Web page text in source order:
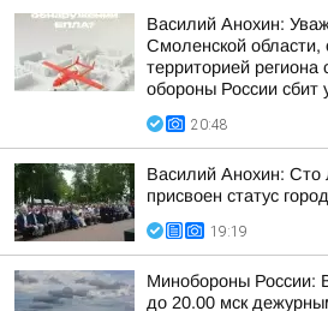
Василий Анохин:
Смоленской области,
территорией
обороны России сбит
20:48
Василий Анохин: Сто
присвоен статус
19:19
Минобороны России:
до 20.00 мск